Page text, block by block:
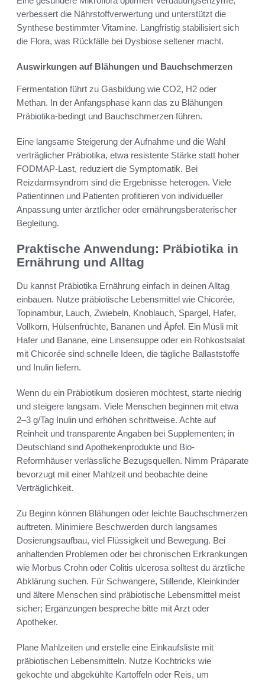
verbessert die Nährstoffverwertung und unterstützt die
Synthese bestimmter Vitamine. Langfristig stabilisiert sich
die Flora, was Rückfälle bei Dysbiose seltener macht.
Auswirkungen auf Blähungen und Bauchschmerzen
Fermentation führt zu Gasbildung wie CO2, H2 oder
Methan. In der Anfangsphase kann das zu Blähungen
Präbiotika-bedingt und Bauchschmerzen führen.
Eine langsame Steigerung der Aufnahme und die Wahl
verträglicher Präbiotika, etwa resistente Stärke statt hoher
FODMAP-Last, reduziert die Symptomatik. Bei
Reizdarmsyndrom sind die Ergebnisse heterogen. Viele
Patientinnen und Patienten profitieren von individueller
Anpassung unter ärztlicher oder ernährungsberaterischer
Begleitung.
Praktische Anwendung: Präbiotika in
Ernährung und Alltag
Du kannst Präbiotika Ernährung einfach in deinen Alltag
einbauen. Nutze präbiotische Lebensmittel wie Chicorée,
Topinambur, Lauch, Zwiebeln, Knoblauch, Spargel, Hafer,
Vollkorn, Hülsenfrüchte, Bananen und Äpfel. Ein Müsli mit
Hafer und Banane, eine Linsensuppe oder ein Rohkostsalat
mit Chicorée sind schnelle Ideen, die tägliche Ballaststoffe
und Inulin liefern.
Wenn du ein Präbiotikum dosieren möchtest, starte niedrig
und steigere langsam. Viele Menschen beginnen mit etwa
2–3 g/Tag Inulin und erhöhen schrittweise. Achte auf
Reinheit und transparente Angaben bei Supplementen; in
Deutschland sind Apothekenprodukte und Bio-
Reformhäuser verlässliche Bezugsquellen. Nimm Präparate
bevorzugt mit einer Mahlzeit und beobachte deine
Verträglichkeit.
Zu Beginn können Blähungen oder leichte Bauchschmerzen
auftreten. Minimiere Beschwerden durch langsames
Dosierungsaufbau, viel Flüssigkeit und Bewegung. Bei
anhaltenden Problemen oder bei chronischen Erkrankungen
wie Morbus Crohn oder Colitis ulcerosa solltest du ärztliche
Abklärung suchen. Für Schwangere, Stillende, Kleinkinder
und ältere Menschen sind präbiotische Lebensmittel meist
sicher; Ergänzungen bespreche bitte mit Arzt oder
Apotheker.
Plane Mahlzeiten und erstelle eine Einkaufsliste mit
präbiotischen Lebensmitteln. Nutze Kochtricks wie
gekochte und abgekühlte Kartoffeln oder Reis, um